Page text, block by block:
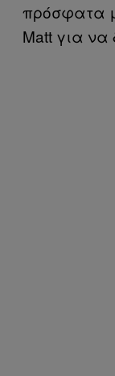
πρόσφατα
Matt για